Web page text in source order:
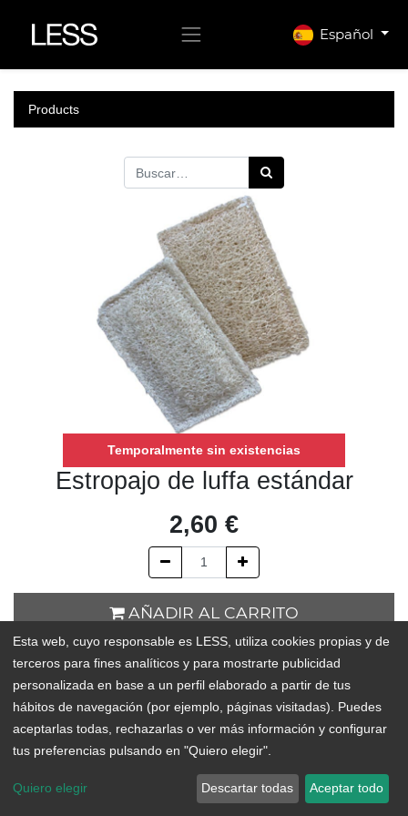
Español
Products
Temporalmente sin existencias
Estropajo de luffa estándar
2,60 €
AÑADIR AL CARRITO
Temporalmente sin existencias
Add to Wishlist
Estropajo natural de luffa, ideal para la limpieza de la vajilla y la
casa. No rayan y son 100% compostables, lo que los hacen una
alternativa genial y sostenible a los estropajos sintéticos.
Esta web, cuyo responsable es LESS, utiliza cookies propias y de
terceros para fines analíticos y para mostrarte publicidad
personalizada en base a un perfil elaborado a partir de tus
hábitos de navegación (por ejemplo, páginas visitadas). Puedes
aceptarlas todas, rechazarlas o ver más información y configurar
tus preferencias pulsando en "Quiero elegir".
Quiero elegir Descartar todas Aceptar todo